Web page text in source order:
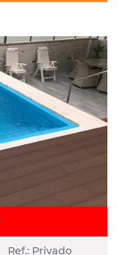
Ref.: Privado